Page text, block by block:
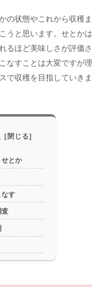
の状態やこれから収穫ま
うと思います。せとかは
るほど美味しさが評価さ
なすことは大変ですが理
で収穫を目指していきま
せとか
なす
査